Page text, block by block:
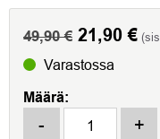
49,90€
hinta
49,90 €.
21,90€
Varastossa
Määrä:
Buddyguard tyyny
- +